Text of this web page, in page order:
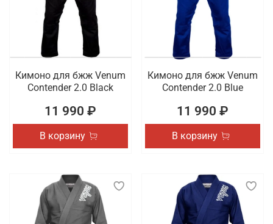
Кимоно для бжж Venum
Contender 2.0 Black
11 990 ₽
В корзину
Кимоно для бжж Venum
Contender 2.0 Blue
11 990 ₽
В корзину